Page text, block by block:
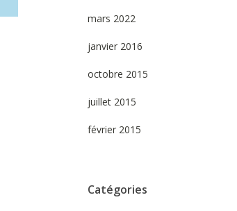
mars 2022
janvier 2016
octobre 2015
juillet 2015
février 2015
Catégories